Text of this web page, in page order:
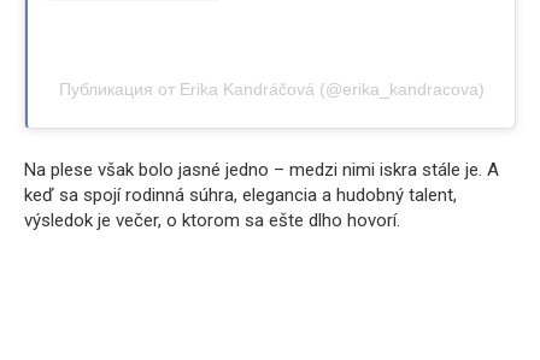
Публикация от Erika Kandráčová (@erika_kandracova)
Na plese však bolo jasné jedno – medzi nimi iskra stále je. A
keď sa spojí rodinná súhra, elegancia a hudobný talent,
výsledok je večer, o ktorom sa ešte dlho hovorí.